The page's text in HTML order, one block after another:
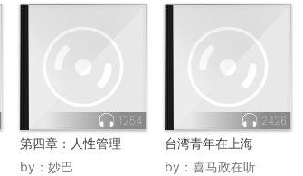
1254
第四章：人性管理
by： 妙巴
2426
台湾青年在上海
by： 喜马政在听